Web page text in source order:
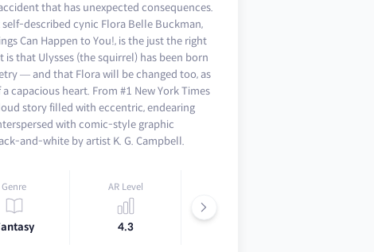
that has unexpected consequences.
described cynic Flora Belle Buckman,
Can Happen to You!, is the just the right
that Ulysses (the squirrel) has been born
— and that Flora will be changed too, as
capacious heart. From #1 New York Times
story filled with eccentric, endearing
with comic-style graphic
and-white by artist K. G. Campbell.
Genre AR Level
4.3